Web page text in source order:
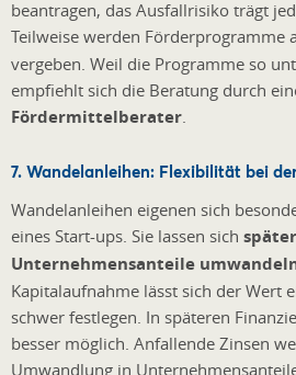
beantragen, das Ausfallrisiko trägt
Teilweise werden Förderprogramme
vergeben. Weil die Programme so
empfiehlt sich die Beratung durch
Fördermittelberater
7. Wandelanleihen: Flexibilität bei
Wandelanleihen eigenen sich
eines Start-ups. Sie lassen sich
Unternehmensanteile
Kapitalaufnahme lässt sich der Wert
schwer festlegen. In späteren
besser möglich. Anfallende Zinsen
Umwandlung in